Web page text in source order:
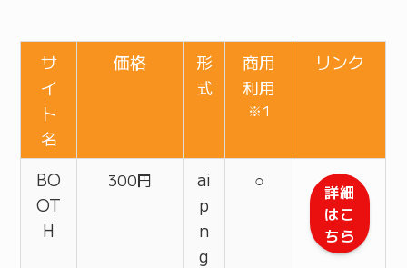
サ
イ
ト
名
価格
形
式
商用
利用
※1
リンク
BO
OT
H
300円
ai
p
n
g
○
詳細
はこ
ちら